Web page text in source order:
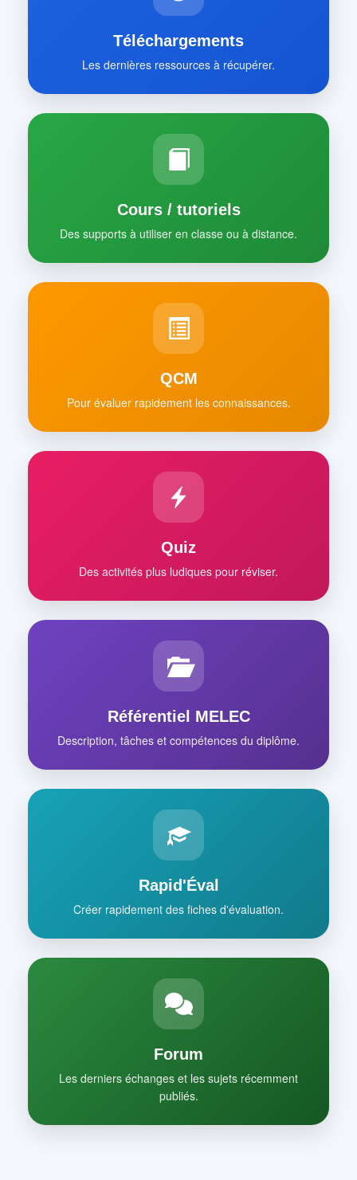
Téléchargements
Les dernières ressources à récupérer.
Cours / tutoriels
Des supports à utiliser en classe ou à distance.
QCM
Pour évaluer rapidement les connaissances.
Quiz
Des activités plus ludiques pour réviser.
Référentiel MELEC
Description, tâches et compétences du diplôme.
Rapid'Éval
Créer rapidement des fiches d'évaluation.
Forum
Les derniers échanges et les sujets récemment
publiés.